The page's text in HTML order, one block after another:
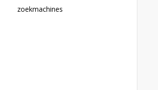
zoekmachines